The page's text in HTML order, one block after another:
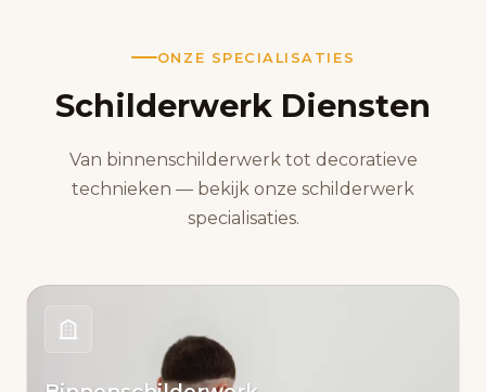
ONZE SPECIALISATIES
Schilderwerk Diensten
Van binnenschilderwerk tot decoratieve
technieken — bekijk onze schilderwerk
specialisaties.